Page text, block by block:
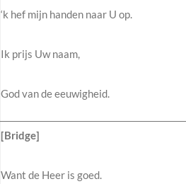
‘k hef mijn handen naar U op.
Ik prijs Uw naam,
God van de eeuwigheid.
[Bridge]
Want de Heer is goed.